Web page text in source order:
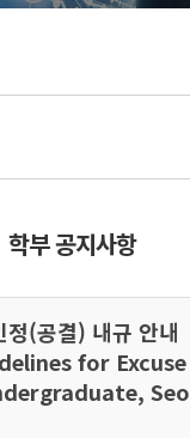
학부 공지사항
정(공결) 내규 안내
for Excuse
Seo